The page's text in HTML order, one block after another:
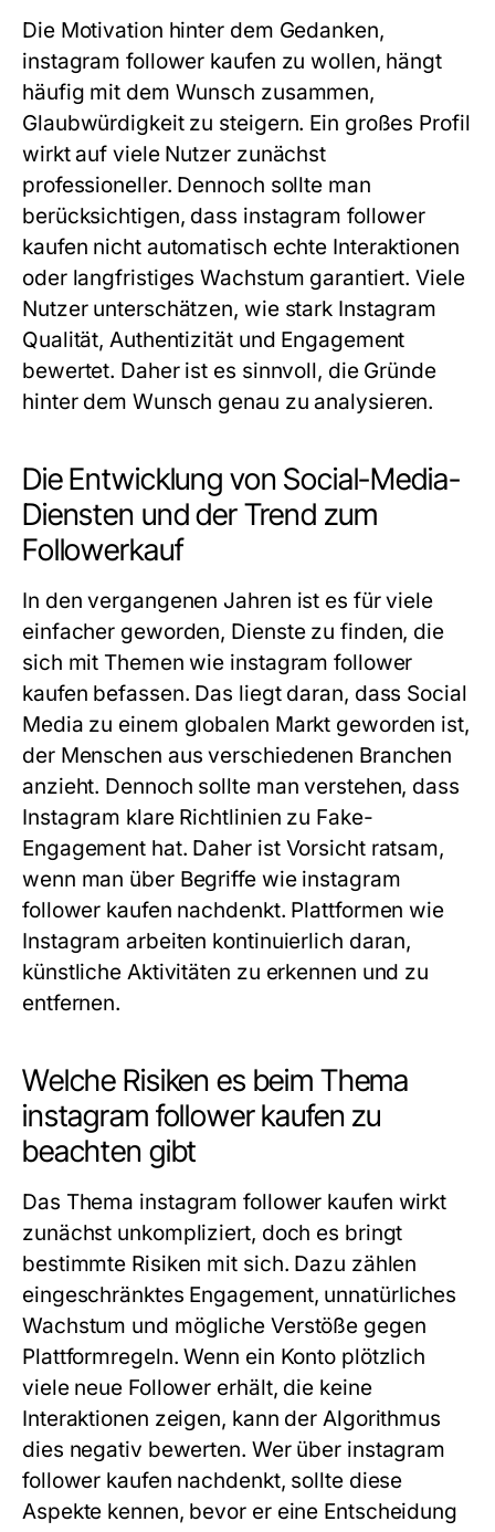
Die Motivation hinter dem Gedanken,
instagram follower kaufen zu wollen, hängt
häufig mit dem Wunsch zusammen,
Glaubwürdigkeit zu steigern. Ein großes Profil
wirkt auf viele Nutzer zunächst
professioneller. Dennoch sollte man
berücksichtigen, dass instagram follower
kaufen nicht automatisch echte Interaktionen
oder langfristiges Wachstum garantiert. Viele
Nutzer unterschätzen, wie stark Instagram
Qualität, Authentizität und Engagement
bewertet. Daher ist es sinnvoll, die Gründe
hinter dem Wunsch genau zu analysieren.
Die Entwicklung von Social-Media-
Diensten und der Trend zum
Followerkauf
In den vergangenen Jahren ist es für viele
einfacher geworden, Dienste zu finden, die
sich mit Themen wie instagram follower
kaufen befassen. Das liegt daran, dass Social
Media zu einem globalen Markt geworden ist,
der Menschen aus verschiedenen Branchen
anzieht. Dennoch sollte man verstehen, dass
Instagram klare Richtlinien zu Fake-
Engagement hat. Daher ist Vorsicht ratsam,
wenn man über Begriffe wie instagram
follower kaufen nachdenkt. Plattformen wie
Instagram arbeiten kontinuierlich daran,
künstliche Aktivitäten zu erkennen und zu
entfernen.
Welche Risiken es beim Thema
instagram follower kaufen zu
beachten gibt
Das Thema instagram follower kaufen wirkt
zunächst unkompliziert, doch es bringt
bestimmte Risiken mit sich. Dazu zählen
eingeschränktes Engagement, unnatürliches
Wachstum und mögliche Verstöße gegen
Plattformregeln. Wenn ein Konto plötzlich
viele neue Follower erhält, die keine
Interaktionen zeigen, kann der Algorithmus
dies negativ bewerten. Wer über instagram
follower kaufen nachdenkt, sollte diese
Aspekte kennen, bevor er eine Entscheidung